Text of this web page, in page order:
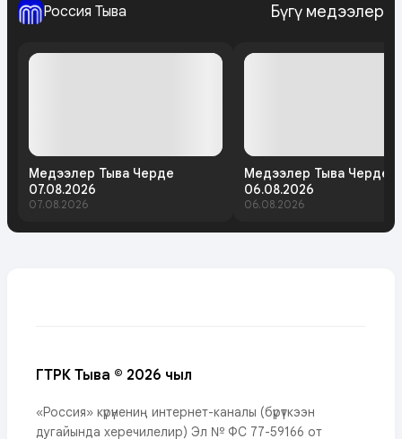
Россия Тыва Бүгү медээлер
Медээлер Тыва Черде
07.08.2026
07.08.2026
Медээлер Тыва Черде
06.08.2026
06.08.2026
ГТРК Тыва © 2026 чыл
«Россия» күрүнениң интернет-каналы (бүрүткээн
дугайында херечилелир) Эл № ФС 77-59166 от